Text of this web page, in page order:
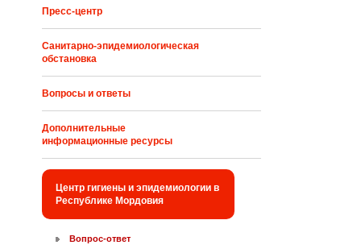
Пресс-центр
Санитарно-эпидемиологическая
обстановка
Вопросы и ответы
Дополнительные
информационные ресурсы
Центр гигиены и эпидемиологии в
Республике Мордовия
Вопрос-ответ